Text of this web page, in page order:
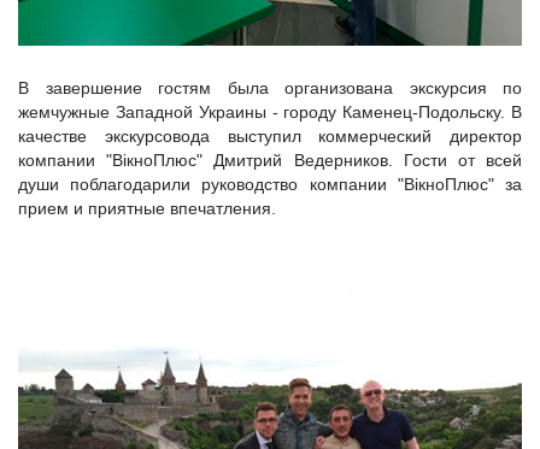
В завершение гостям была организована экскурсия по
жемчужные Западной Украины - городу Каменец-Подольску. В
качестве экскурсовода выступил коммерческий директор
компании "ВікноПлюс" Дмитрий Ведерников. Гости от всей
души поблагодарили руководство компании "ВікноПлюс" за
прием и приятные впечатления.